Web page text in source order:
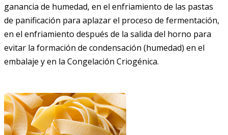
ganancia de humedad, en el enfriamiento de las pastas
de panificación para aplazar el proceso de fermentación,
en el enfriamiento después de la salida del horno para
evitar la formación de condensación (humedad) en el
embalaje y en la Congelación Criogénica.